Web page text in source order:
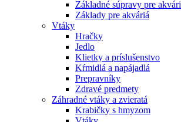
Základné súpravy pre
Základy pre akváriá
Vtáky
Hračky
Jedlo
Klietky a príslušenstvo
Kŕmidlá a napájadlá
Prepravníky
Zdravé predmety
Záhradné vtáky a zvieratá
Krabičky s hmyzom